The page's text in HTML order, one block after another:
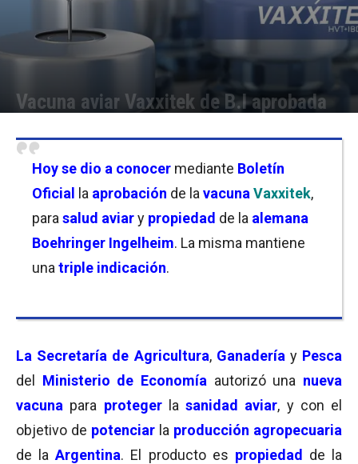
Vacuna aviar Vaxxitek de B.I aprobada
Hoy se dio a conocer mediante Boletín
Oficial
la aprobación de la vacuna Vaxxitek,
para salud aviary propiedad de la alemana
Boehringer Ingelheim. La misma mantiene
una triple indicación.
La Secretaría de Agricultura, Ganadería y Pesca
del Ministerio de Economía autorizó una nueva
vacuna para proteger la sanidad aviar, y con el
objetivo de potenciar la producción agropecuaria
de laArgentina. El producto es propiedad
de la